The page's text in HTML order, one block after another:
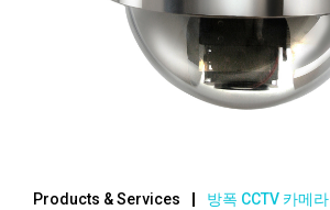
Products & Services 방폭 CCTV 카메라